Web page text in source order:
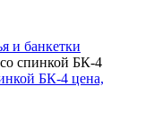
и банкетки
спинкой БК-4